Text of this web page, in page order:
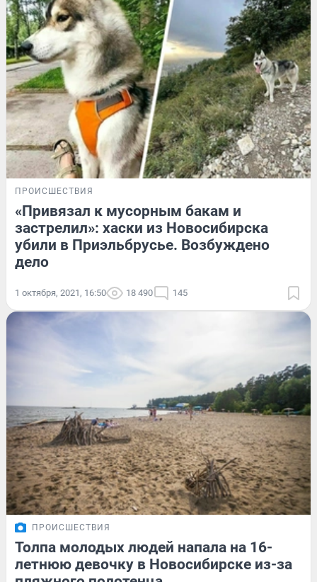
ПРОИСШЕСТВИЯ
«Привязал к мусорным бакам и
застрелил»: хаски из Новосибирска
убили в Приэльбрусье. Возбуждено
дело
1 октября, 2021, 16:50 18 490 145
ПРОИСШЕСТВИЯ
Толпа молодых людей напала на 16-
летнюю девочку в Новосибирске из-за